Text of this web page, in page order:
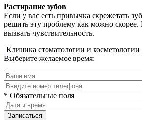
Растирание зубов
Если у вас есть привычка скрежетать
решить эту проблему как можно
вызвать чувствительность.
Клиника стоматологии и косметологии
Выберите желаемое время:
* Обязательные поля
Записаться